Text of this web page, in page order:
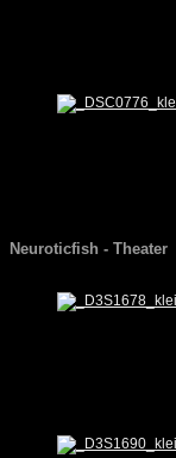
Neuroticfish - Theater